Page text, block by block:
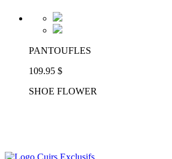
PANTOUFLES
109.95 $
SHOE FLOWER